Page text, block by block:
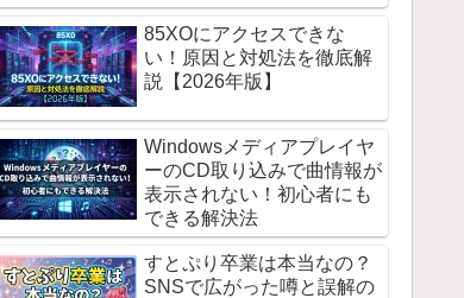
85XOにアクセスできな
い！原因と対処法を徹底解
説【2026年版】
Windowsメディアプレイヤ
ーのCD取り込みで曲情報が
表示されない！初心者にも
できる解決法
すとぷり卒業は本当なの？
SNSで広がった噂と誤解の